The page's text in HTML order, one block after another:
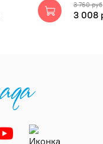
3 760 руб
3 008